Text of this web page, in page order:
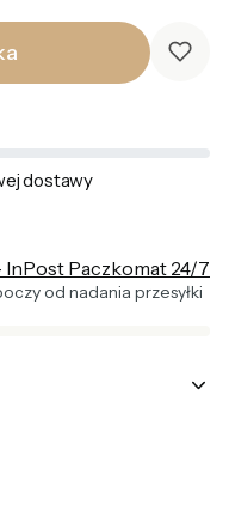
dostawy
InPost Paczkomat 24/7
od nadania przesyłki